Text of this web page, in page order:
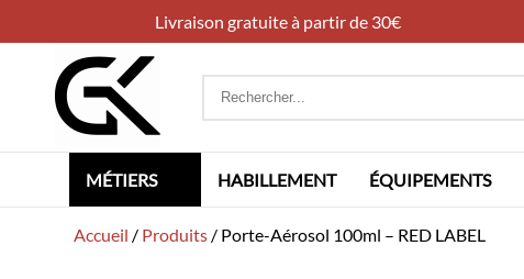
Livraison gratuite à partir de 30€
Rechercher
MÉTIERS HABILLEMENT ÉQUIPEMENTS
Accueil / Produits / Porte-Aérosol 100ml – RED LABEL